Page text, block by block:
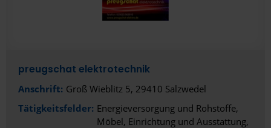
preugschat elektrotechnik
Anschrift: Groß Wieblitz 5, 29410 Salzwedel
Tätigkeitsfelder: Energieversorgung und Rohstoffe
Möbel, Einrichtung und Ausstattung